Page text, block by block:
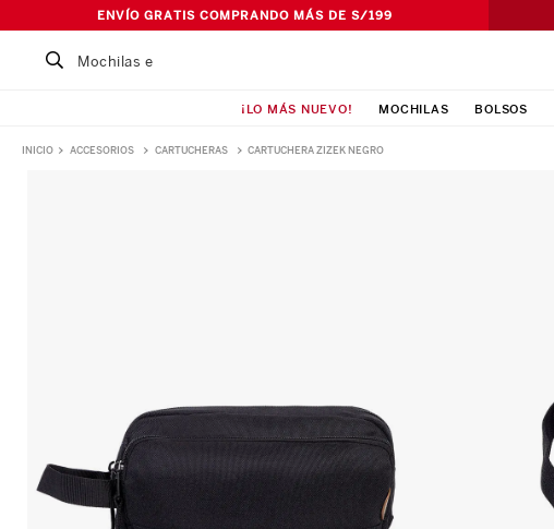
ENVÍO GRATIS COMPRANDO MÁS DE S/199
Buscar un producto...
¡LO MÁS NUEVO! MOCHILAS BOLSOS
ACCESORIOS CARTUCHERAS CARTUCHERA ZIZEK NEGRO
Canguro
9. Loncheras
10.Mochila Viajera